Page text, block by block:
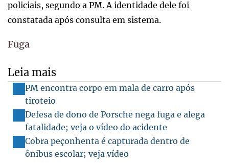
policiais, segundo a PM. A identidade dele foi
constatada após consulta em sistema.
Fuga
Leia mais
PM encontra corpo em mala de carro após
tiroteio
Defesa de dono de Porsche nega fuga e alega
fatalidade; veja o vídeo do acidente
Cobra peçonhenta é capturada dentro de
ônibus escolar; veja vídeo